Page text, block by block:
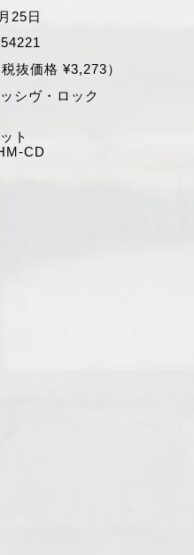
25日
抜価格 ¥3,273）
シヴ・ロック
ト
CD